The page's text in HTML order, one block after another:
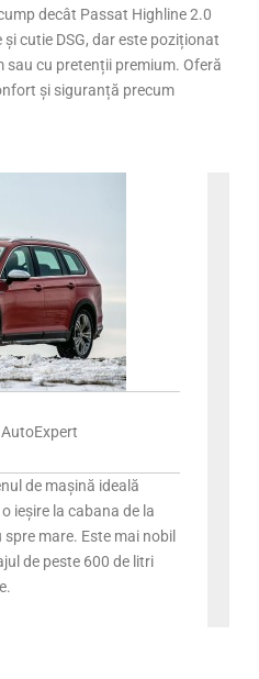
decât Passat Highline 2.0
cutie DSG, dar este poziționat
sau cu pretenții premium. Oferă
și siguranță precum
de mașină ideală
ieșire la cabana de la
mare. Este mai nobil
de peste 600 de litri